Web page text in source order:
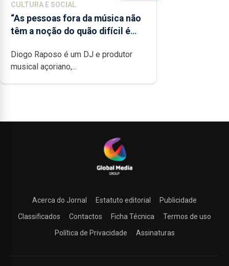
CULTURA E SOCIAL
“As pessoas fora da música não
têm a noção do quão difícil é
Diogo Raposo é um DJ e produtor
musical açoriano,...
Acerca do Jornal Estatuto editorial
Publicidade
Classificados
Contactos Ficha Técnica
Termos de uso
Política de Privacidade
Assinaturas